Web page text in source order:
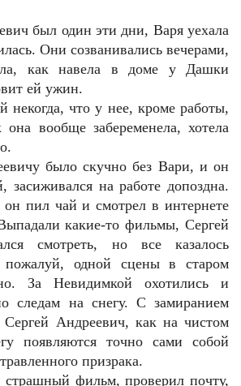
был один эти дни, Варя уехала
Они созванивались вечерами,
как навела в доме у Дашки
ей ужин.
что у нее, кроме работы,
она вообще забеременела, хотела
было скучно без Вари, и он
на работе допоздна.
он пил чай и смотрел в интернете
какие-то фильмы, Сергей
смотреть, но все казалось
пожалуй, одной сцены в старом
За Невидимкой охотились и
следам на снегу. С замиранием
Сергей Андреевич, как на чистом
появляются точно сами собой
призрака.
страшный фильм, проверил почту,